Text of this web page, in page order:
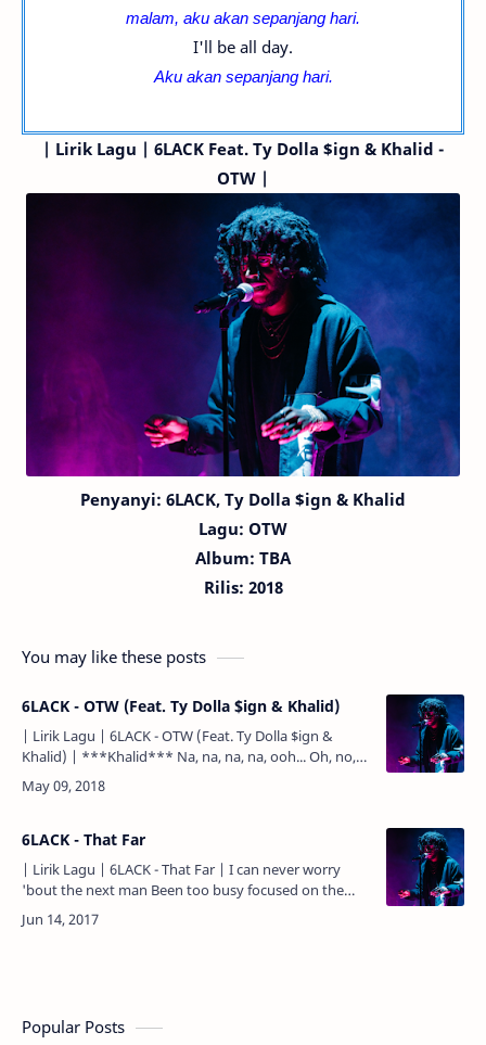
malam, aku akan sepanjang hari.
I'll be all day.
Aku akan sepanjang hari.
| Lirik Lagu | 6LACK Feat. Ty Dolla $ign & Khalid -
OTW |
Penyanyi: 6LACK, Ty Dolla $ign & Khalid
Lagu: OTW
Album: TBA
Rilis: 2018
You may like these posts
6LACK - OTW (Feat. Ty Dolla $ign & Khalid)
| Lirik Lagu | 6LACK - OTW (Feat. Ty Dolla $ign &
Khalid) | ***Khalid*** Na, na, na, na, ooh... Oh, no,
oh, ayy... ***Khalid*** Put it in drive, I'll be …
6LACK - That Far
| Lirik Lagu | 6LACK - That Far | I can never worry
'bout the next man Been too busy focused on the
next plan Only thing I check is balances and texts,
man A…
Popular Posts